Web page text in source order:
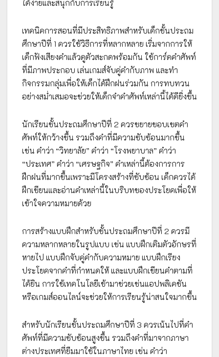
ได้ง่ายและสนุกกับการเรียนรู้
เทคนิคการสอนที่มีประสิทธิภาพสำหรับเด็กชั้นประถม
ศึกษาปีที่ 1 ควรใช้วิธีการที่หลากหลาย เริ่มจากการให้
เด็กฟังเสียงคำแล้วดูตัวสะกดพร้อมกัน ใช้การ์ดคำศัพท์
ที่มีภาพประกอบ เล่นเกมส์จับคู่คำกับภาพ และทำ
กิจกรรมกลุ่มเพื่อให้เด็กได้ฝึกฝนร่วมกัน การทบทวน
อย่างสม่ำเสมอจะช่วยให้เด็กจำคำศัพท์เหล่านี้ได้ดียิ่งขึ้น
นักเรียนชั้นประถมศึกษาปีที่ 2 ควรขยายขอบเขตคำ
ศัพท์ให้กว้างขึ้น รวมถึงคำที่มีความซับซ้อนมากขึ้น
เช่น คำว่า “วิทยาลัย” คำว่า “โรงพยาบาล” คำว่า
“ประเทศ” คำว่า “เศรษฐกิจ” คำเหล่านี้ต้องการการ
ฝึกฝนที่มากขึ้นเพราะมีโครงสร้างที่ซับซ้อน เด็กควรได้
ฝึกเขียนและอ่านคำเหล่านี้ในบริบทของประโยคเพื่อให้
เข้าใจความหมายด้วย
การสร้างแบบฝึกสำหรับชั้นประถมศึกษาปีที่ 2 ควรมี
ความหลากหลายในรูปแบบ เช่น แบบฝึกเติมตัวอักษรที่
หายไป แบบฝึกจับคู่คำกับความหมาย แบบฝึกเรียง
ประโยคจากคำที่กำหนดให้ และแบบฝึกเขียนคำตามที่
ได้ยิน การใช้เทคโนโลยีเข้ามาช่วยเช่นแอปพลิเคชัน
หรือเกมส์ออนไลน์จะช่วยให้การเรียนรู้น่าสนใจมากขึ้น
สำหรับนักเรียนชั้นประถมศึกษาปีที่ 3 ควรเน้นไปที่คำ
ศัพท์ที่มีความซับซ้อนสูงขึ้น รวมถึงคำที่มาจากภาษา
ต่างประเทศที่ยืมมาใช้ในภาษาไทย เช่น คำว่า